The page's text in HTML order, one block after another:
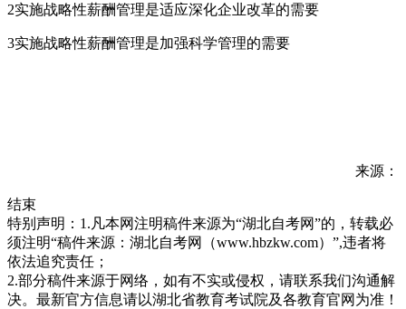
2实施战略性薪酬管理是适应深化企业改革的需要
3实施战略性薪酬管理是加强科学管理的需要
来源：
结束
特别声明：1.凡本网注明稿件来源为“湖北自考网”的，转载必
须注明“稿件来源：湖北自考网（www.hbzkw.com）”,违者将
依法追究责任；
2.部分稿件来源于网络，如有不实或侵权，请联系我们沟通解
决。最新官方信息请以湖北省教育考试院及各教育官网为准！